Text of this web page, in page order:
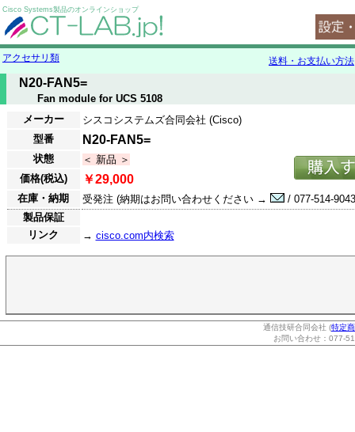
Cisco Systems製品のオンラインショップ
アクセサリ類 送料・お支払い方法
N20-FAN5=
Fan module for UCS 5108
メーカー
シスコシステムズ合同会社 (Cisco)
型番
N20-FAN5=
状態
＜ 新品 ＞
価格(税込)
￥29,000
在庫・納期 受発注 (納期はお問い合わせください →
/ 077-514-
製品保証
リンク
→ cisco.com内検索
通信技研合同会社 (特定
お問い合わせ：077-